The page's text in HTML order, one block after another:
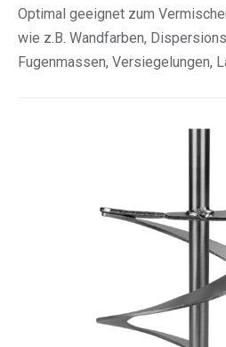
Optimal geeignet zum
wie z.B. Wandfarben,
Fugenmassen, Versiegelungen,